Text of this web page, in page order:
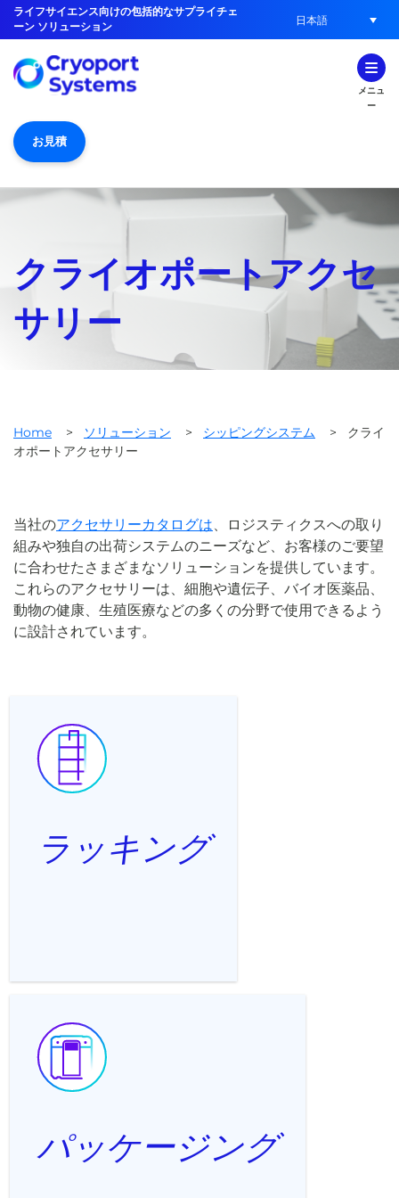
ライフサイエンス向けの包括的なサプライチェ
ーン ソリューション
日本語
メニュ
ー
お見積
クライオポートアクセ
サリー
Home > ソリューション > シッピングシステム >
クライ
オポートアクセサリー
当社のアクセサリーカタログは、ロジスティクスへの取り
組みや独自の出荷システムのニーズなど、お客様のご要望
に合わせたさまざまなソリューションを提供しています。
これらのアクセサリーは、細胞や遺伝子、バイオ医薬品、
動物の健康、生殖医療などの多くの分野で使用できるよう
に設計されています。
ラッキング
パッケージング